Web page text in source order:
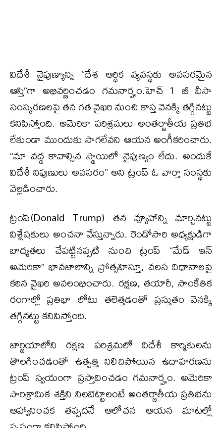
విదేశీ నైపుణ్యాన్ని “దేశ ఆర్థిక వ్యవస్థకు అవసరమైన
ఆస్తి”గా అభివర్ణించడం గమనార్హం.హెచ్ 1 బీ వీసా
సంస్కరణలపై తన గత వైఖరి నుంచి కాస్త వెనక్కి తగ్గినట్టు
కనిపిస్తోంది. అమెరికా పరిశ్రమలు అంతర్జాతీయ ప్రతిభ
లేకుండా ముందుకు సాగలేవని ఆయన అంగీకరించారు.
“మా వద్ద కావాల్సిన స్థాయిలో నైపుణ్యం లేదు. అందుకే
విదేశీ నిపుణులు అవసరం” అని ట్రంప్‌ ఓ వార్తా సంస్థకు
వెల్లడించారు.
ట్రంప్(Donald Trump) తన వ్యూహాన్ని మార్చినట్టు
విశ్లేషకులు అంచనా వేస్తున్నారు. రెండోసారి అధ్యక్షుడిగా
బాధ్యతలు చేపట్టినప్పటి నుంచి ట్రంప్‌ “మేడ్ ఇన్
అమెరికా” భావజాలాన్ని ప్రోత్సహిస్తూ, వలస విధానాలపై
కఠిన వైఖరి అవలంభించారు. రక్షణ, తయారీ, సాంకేతిక
రంగాల్లో ప్రతిభా లోటు తలెత్తడంతో ప్రస్తుతం వెనక్కి
తగ్గినట్టు కనిపిస్తోంది.
జార్జియాలోని రక్షణ పరిశ్రమలో విదేశీ కార్మికులను
తొలగించడంతో ఉత్పత్తి నిలిచిపోయిన ఉదాహరణను
ట్రంప్‌ స్వయంగా ప్రస్తావించడం గమనార్హం. అమెరికా
పారిశ్రామిక శక్తిని నిలబెట్టాలంటే అంతర్జాతీయ ప్రతిభను
ఆహ్వానించక తప్పదనే ఆలోచన ఆయన మాటల్లో